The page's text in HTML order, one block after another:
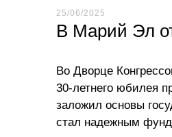
25/06/2025
В Марий Эл
Во Дворце
30-летнего юбилея
заложил основы
стал надежным